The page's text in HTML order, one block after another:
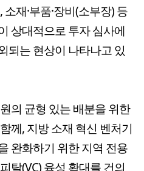
재·부품·장비(소부장) 등
상대적으로 투자 심사에
되는 현상이 나타나고 있
의 균형 있는 배분을 위한
께, 지방 소재 혁신 벤처기
완화하기 위한 지역 전용
탈(VC) 육성 확대를 건의